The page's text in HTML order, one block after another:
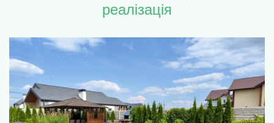
реалізація